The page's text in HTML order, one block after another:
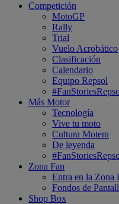
Competición
MotoGP
Rally
Trial
Vuelo Acrobático
Clasificación
Calendario
Equipo Repsol
Más Motor
Tecnología
Vive tu moto
Cultura Motera
De leyenda
Zona Fan
Entra en la Zona
Fondos de
Shop Box